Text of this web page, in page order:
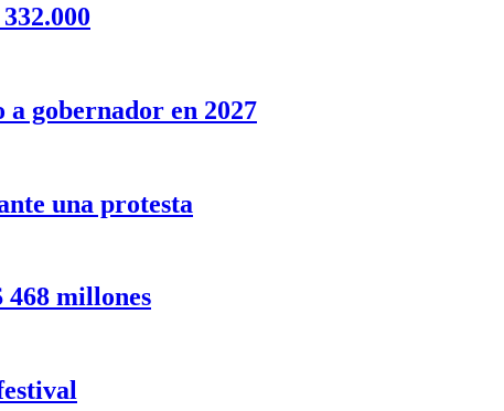
gobernador en 2027
una protesta
millones